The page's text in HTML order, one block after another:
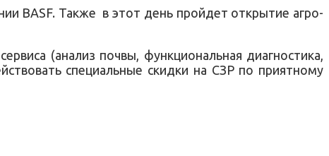
BASF. Также в этот день пройдет открытие агро-
(анализ почвы, функциональная диагностика,
специальные скидки на СЗР по приятному